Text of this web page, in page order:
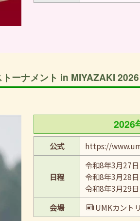
トーナメント in MIYAZAKI 2026
2026
公式 https://
日程
令和8年3月27日
令和8年3月28日
令和8年3月29日
会場
UMKカント